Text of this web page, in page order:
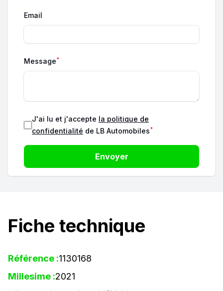
Email
Message*
J'ai lu et j'accepte la politique de
confidentialité de LB Automobiles*
Envoyer
Fiche technique
Référence :1130168
Millesime :2021